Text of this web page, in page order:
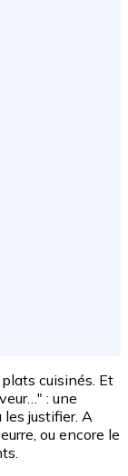
cuisinés. Et
: une
justifier. A
ou encore le